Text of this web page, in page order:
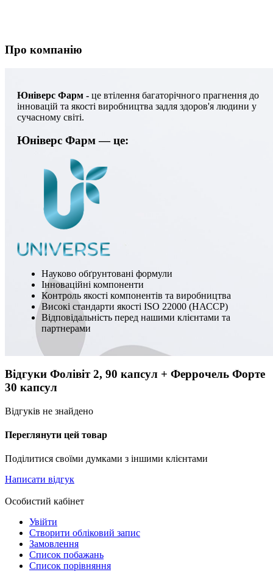
Про компанію
Юніверс Фарм - це втілення багаторічного прагнення до
інновацій та якості виробництва задля здоров'я людини у
сучасному світі.
Юніверс Фарм — це:
Науково обґрунтовані формули
Інноваційні компоненти
Контроль якості компонентів та виробництва
Високі стандарти якості ISO 22000 (НАССР)
Відповідальність перед нашими клієнтами та
партнерами
Відгуки Фолівіт 2, 90 капсул + Феррочель Форте
30 капсул
Відгуків не знайдено
Переглянути цей товар
Поділитися своїми думками з іншими клієнтами
Написати відгук
Особистий кабінет
Увійти
Створити обліковий запис
Замовлення
Список побажань
Cписок порівняння